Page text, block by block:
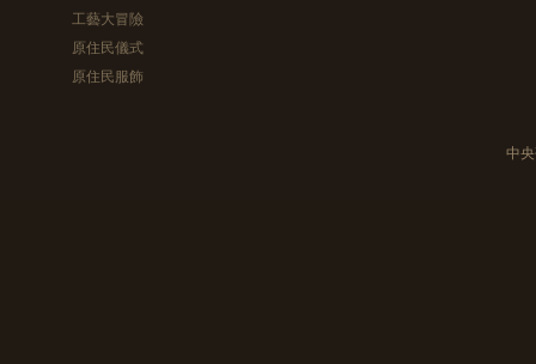
工藝大冒險
原住民儀式
原住民服飾
中